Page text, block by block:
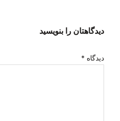
دیدگاهتان را بنویسید
دیدگاه *